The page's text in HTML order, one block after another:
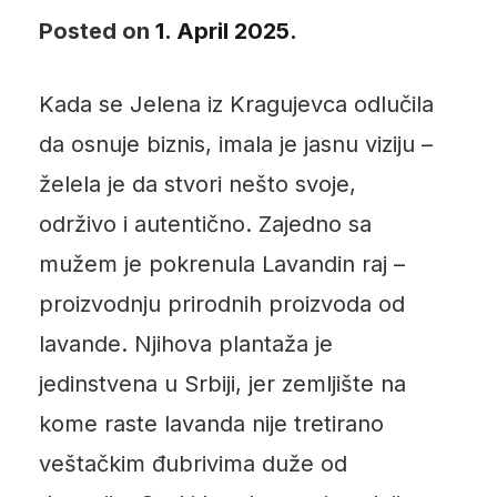
Posted on 1. April 2025.
Kada se Jelena iz Kragujevca odlučila
da osnuje biznis, imala je jasnu viziju –
želela je da stvori nešto svoje,
održivo i autentično. Zajedno sa
mužem je pokrenula Lavandin raj –
proizvodnju prirodnih proizvoda od
lavande. Njihova plantaža je
jedinstvena u Srbiji, jer zemljište na
kome raste lavanda nije tretirano
veštačkim đubrivima duže od